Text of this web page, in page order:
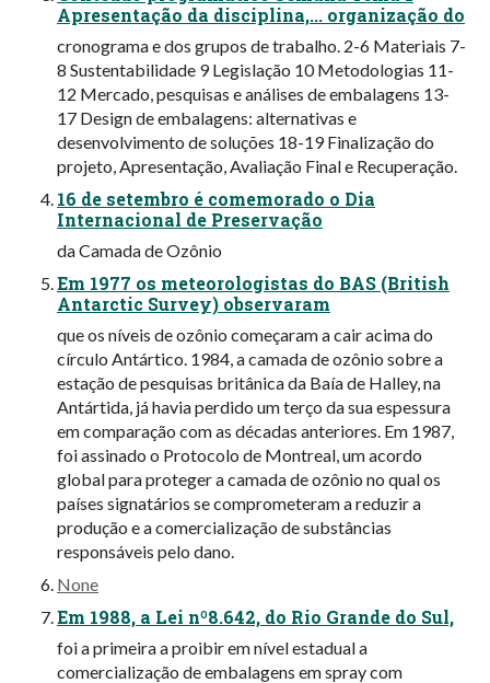
Apresentação da disciplina,... organização do
cronograma e dos grupos de trabalho. 2-6 Materiais 7-
8 Sustentabilidade 9 Legislação 10 Metodologias 11-
12 Mercado, pesquisas e análises de embalagens 13-
17 Design de embalagens: alternativas e
desenvolvimento de soluções 18-19 Finalização do
projeto, Apresentação, Avaliação Final e Recuperação.
16 de setembro é comemorado o Dia
Internacional de Preservação
da Camada de Ozônio
Em 1977 os meteorologistas do BAS (British
Antarctic Survey) observaram
que os níveis de ozônio começaram a cair acima do
círculo Antártico. 1984, a camada de ozônio sobre a
estação de pesquisas britânica da Baía de Halley, na
Antártida, já havia perdido um terço da sua espessura
em comparação com as décadas anteriores. Em 1987,
foi assinado o Protocolo de Montreal, um acordo
global para proteger a camada de ozônio no qual os
países signatários se comprometeram a reduzir a
produção e a comercialização de substâncias
responsáveis pelo dano.
None
Em 1988, a Lei nº8.642, do Rio Grande do Sul,
foi a primeira a proibir em nível estadual a
comercialização de embalagens em spray com